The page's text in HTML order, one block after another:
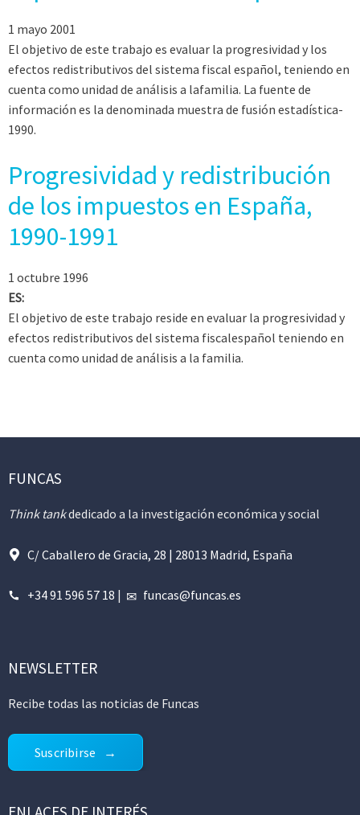
1 mayo 2001
El objetivo de este trabajo es evaluar la progresividad y los
efectos redistributivos del sistema fiscal español, teniendo en
cuenta como unidad de análisis a lafamilia. La fuente de
información es la denominada muestra de fusión estadística-
1990.
Progresividad y redistribución
de los impuestos en España,
1990-1991
1 octubre 1996
ES:
El objetivo de este trabajo reside en evaluar la progresividad y
efectos redistributivos del sistema fiscalespañol teniendo en
cuenta como unidad de análisis a la familia.
FUNCAS
Think tankdedicado a la investigación económica y social
C/ Caballero de Gracia, 28 | 28013 Madrid, España
+34 91 596 57 18 | funcas@funcas.es
NEWSLETTER
Recibe todas las noticias de Funcas
Suscribirse